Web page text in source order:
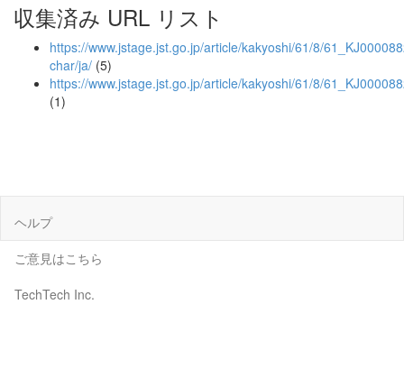
収集済み URL リスト
https://www.jstage.jst.go.jp/article/kakyoshi/61/8/
char/ja/ (5)
https://www.jstage.jst.go.jp/article/kakyoshi/61/8/
(1)
ヘルプ
ご意見はこちら
TechTech Inc.